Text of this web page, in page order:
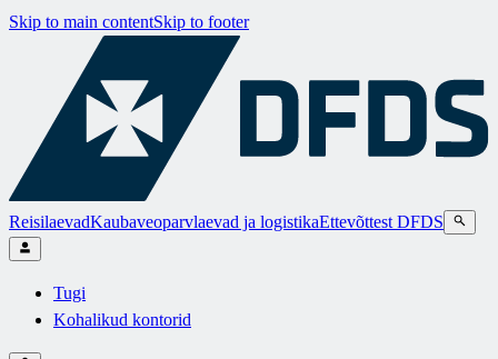
Skip to main contentSkip to footer
ReisilaevadKaubaveoparvlaevad ja logistikaEttevõttest DFDS
Tugi
Kohalikud kontorid